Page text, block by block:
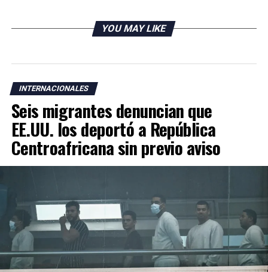
YOU MAY LIKE
INTERNACIONALES
Seis migrantes denuncian que
EE.UU. los deportó a República
Centroafricana sin previo aviso